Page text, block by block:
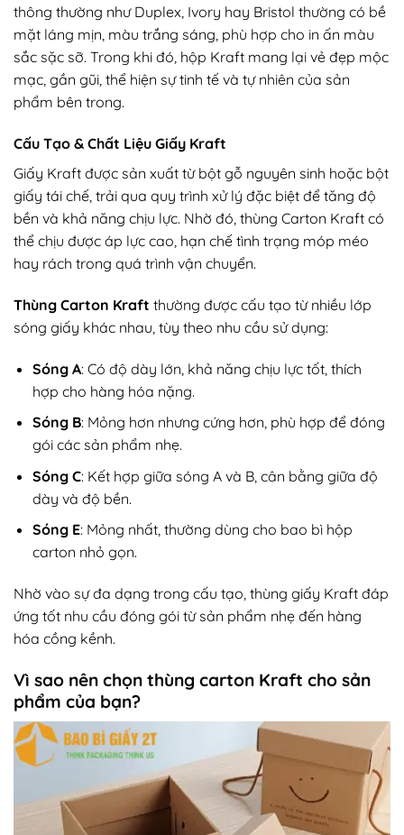
thông thường như Duplex, Ivory hay Bristol thường có bề
mặt láng mịn, màu trắng sáng, phù hợp cho in ấn màu
sắc sặc sỡ. Trong khi đó, hộp Kraft mang lại vẻ đẹp mộc
mạc, gần gũi, thể hiện sự tinh tế và tự nhiên của sản
phẩm bên trong.
Cấu Tạo & Chất Liệu Giấy Kraft
Giấy Kraft được sản xuất từ bột gỗ nguyên sinh hoặc bột
giấy tái chế, trải qua quy trình xử lý đặc biệt để tăng độ
bền và khả năng chịu lực. Nhờ đó, thùng Carton Kraft có
thể chịu được áp lực cao, hạn chế tình trạng móp méo
hay rách trong quá trình vận chuyển.
Thùng Carton Kraft thường được cấu tạo từ nhiều lớp
sóng giấy khác nhau, tùy theo nhu cầu sử dụng:
Sóng A: Có độ dày lớn, khả năng chịu lực tốt, thích
hợp cho hàng hóa nặng.
Sóng B: Mỏng hơn nhưng cứng hơn, phù hợp để đóng
gói các sản phẩm nhẹ.
Sóng C: Kết hợp giữa sóng A và B, cân bằng giữa độ
dày và độ bền.
Sóng E: Mỏng nhất, thường dùng cho bao bì hộp
carton nhỏ gọn.
Nhờ vào sự đa dạng trong cấu tạo, thùng giấy Kraft đáp
ứng tốt nhu cầu đóng gói từ sản phẩm nhẹ đến hàng
hóa cồng kềnh.
Vì sao nên chọn thùng carton Kraft cho sản
phẩm của bạn?